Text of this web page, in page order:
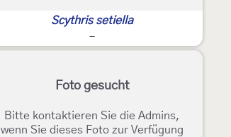
Scythris setiella
-
Foto gesucht
Bitte kontaktieren Sie die Admins,
wenn Sie dieses Foto zur Verfügung